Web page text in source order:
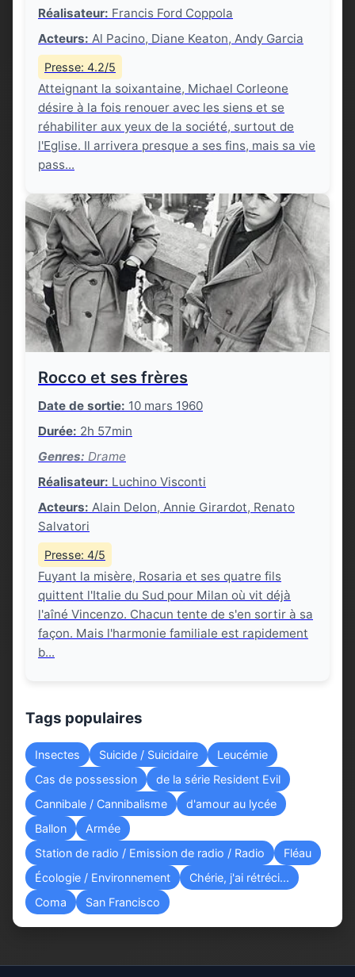
Réalisateur: Francis Ford Coppola
Acteurs: Al Pacino, Diane Keaton, Andy Garcia
Presse: 4.2/5
Atteignant la soixantaine, Michael Corleone
désire à la fois renouer avec les siens et se
réhabiliter aux yeux de la société, surtout de
l'Eglise. Il arrivera presque a ses fins, mais sa vie
pass...
Rocco et ses frères
Date de sortie: 10 mars 1960
Durée: 2h 57min
Genres: Drame
Réalisateur: Luchino Visconti
Acteurs: Alain Delon, Annie Girardot, Renato
Salvatori
Presse: 4/5
Fuyant la misère, Rosaria et ses quatre fils
quittent l'Italie du Sud pour Milan où vit déjà
l'aîné Vincenzo. Chacun tente de s'en sortir à sa
façon. Mais l'harmonie familiale est rapidement
b...
Tags populaires
Insectes Suicide / Suicidaire
Leucémie
Cas de possession
de la série Resident Evil
Cannibale / Cannibalisme
d'amour au lycée
Ballon
Armée
Station de radio / Emission de radio / Radio
Fléau
Écologie / Environnement
Chérie, j'ai rétréci...
Coma
San Francisco